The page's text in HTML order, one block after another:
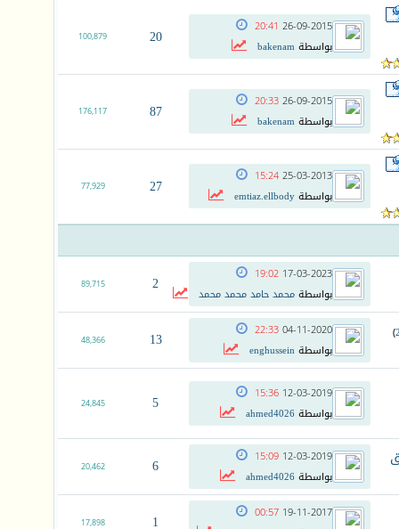
26-09-2015
20:41
بواسطةbakenam
20
100,879
26-09-2015
20:33
بواسطةbakenam
87
176,117
25-03-2013
15:24
بواسطةemtiaz.ellbody
27
77,929
17-03-2023
19:02
بواسطةمحمد حامد محمد محمد 2
89,715
)
04-11-2020
22:33
بواسطةenghussein
13
48,366
12-03-2019
15:36
بواسطةahmed4026
5
24,845
12-03-2019
15:09
بواسطةahmed4026
6
20,462
19-11-2017
00:57
1
17,898